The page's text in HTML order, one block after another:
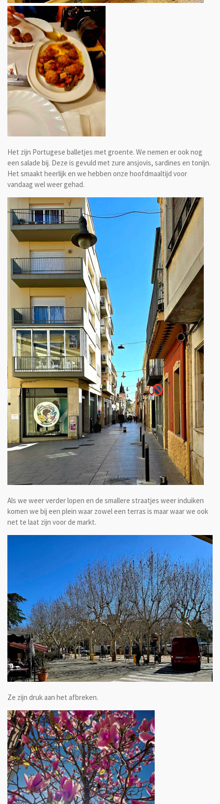
Het zijn Portugese balletjes met groente. We nemen er ook nog
een salade bij. Deze is gevuld met zure ansjovis, sardines en tonijn.
Het smaakt heerlijk en we hebben onze hoofdmaaltijd voor
vandaag wel weer gehad.
Als we weer verder lopen en de smallere straatjes weer induiken
komen we bij een plein waar zowel een terras is maar waar we ook
net te laat zijn voor de markt.
Ze zijn druk aan het afbreken.